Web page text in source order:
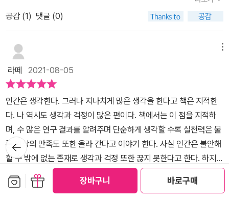
장바구니 바로구매
는 학교나 공원이 없는 곳은 드물 것이다. 크게 운동을 하거나, 걷지
않고 벤치에 가만히 앉아 있는 것만으로도 큰 효과가 있을 것이다.마
지막 구절처럼, 내가 변하면 주위가 변하고, 나의 사고와 감정이 안정
되면 환경이 바뀌기 시작한다. 나쁜 것은 더 나쁘게, 좋은 것은 더 좋
도 남을 분량이다. 이 정도의 시간 투자를 통해 더 나은 인생의 환경을
가질 수 있다면 무조건 읽어봐야 하지 않겠습니까?
들면서 좁은 관계 안에서이익 다툼이나 체면 유지를 위한 그 이상도
그 이하도 아닌제대로 친밀한 만남과 교제가 이루어지지 못하는 경우
가 많다.나 역시 그런 의미없는 인간 관계에때론 마음 상해하고 머리
가 복잡해진 경우가 많았다.그러나 어떤 친구를 만나면 나도 에너지
를 얻고나도 같이 기분이 좋아진다.이런 만족할만한 인간관계가나에
게 미치는 긍정적인 태도에 많은 영향을 미친다는 걸 인정한다.방향
성도 바뀌고 무엇보다도부정적인 성향을 바꿔볼 수 있는 분위기 환기
와좋은 에너지를 얻을 수 있어서 그러하다.​뇌의 메커니즘에서 보면
누군가를 위해 필사적인 순간에는 의식이 불안한 감정이나통증으로
가지 않는다고 한다.'병은 마음에서 온다'는 옛 말처럼 정신이 한 방향
으로 향해 있으면컨디션이나 몸의 감각이 크게 달라지는 것으로 보인
다.p165​​뇌가 버릇처럼 실제하지 못한 걸을 인지하려 하면의식의 흐
름에 따라 생활 병에 걸리는 경우도 있다고 한다.​마음의 병이라는 말
인 생각만 강화시키는 상태를 말한다 p.131병은 마음에서 온다는 근
을 느끼지 않게 된다. 이타적인 행동을 하는 모든 사람은 통증을 느끼
지 않는다.p.164이 책의 요점은 생각을 적게 해야 행동력과 행복감이
커져 일과 인생에 좋은 영향을 준다는 거예요. 생각을 정리하고 줄여
효율을 높이는 데 도움되는 내용입니다.* 이 리뷰는 네이버 이북카페
를 통해 출판사 서평단에 선정되어 도서를 제공받아 작성되었습니다
로 적은 문자다. 머릿속 스위치를 끄고 싶고 일과 나의 삶을 분리하고
싶어 들어든 책이다.일본 메이지대학교의 교수인 저자는 여러 연구를
바탕으로 와 생각을 하지 않기 위한 방법들을 소개하고 갈등 시간을
줄여 적절한 판단과 선택을 하는 방법을 말한다. 그 외에도 을 책을 통
해 안내한다.생각을 많이 하는 이유는 구석기 시대부터 인간은 불안
이라는 감정을 에너지 삼아 하고 싶다는 의욕을 만들어 사용했다고
하면서 하라고 조언한다. 그리고 지금의 불안이 시간이 지남에 따라
기억은 히미해진다고 한다. 이 부분에서 깊은 공감을 했는데, 지금 나
의 삶을 뒤흔드는 일이 생길지라도 시간이 지나면 해결준다는 말이
있듯, 나중에는 결국 웃으면서 이야기할 수 있는 하나의 에피소드가
되는 경우를 많이 경험했었다.합리적인 선택을 할 땐, . 감정이 흐트러
져 냉정한 사고가 힘들때는 마음속으로 숫자를 세거나 물을 마시거나
하여 감정을 가라앉히고, 분풀이를 당했을 경우 '진짜 원인은 따로 있
어'라는 사고로 해보며 인지한다. 불안한 마음을 글로 쓰면 마음에 안
공감 (1) 댓글 (0)
라떼 2021-08-05
인간은 생각한다. 그러나 지나치게 많은 생각을 한다고 책은 지적한
다. 나 역시도 생각과 걱정이 많은 편이다. 책에서는 이 점을 지적하
며, 수 많은 연구 결과를 알려주며 단순하게 생각할 수록 실천력은 물
론 일상의 만족도 또한 올라 간다고 이야기 한다. 사실 인간은 불안해
할 수 밖에 없는 존재로 생각과 걱정 또한 끊지 못한다고 한다. 하지만
불안을 글로 쓰며, 냉정함을 되찾기 위해 노력하고, 생각을 많이 하지
않기 위해 의도적으로 망각력을 키우는 것도 좋다고 한다.일에 집중
더보기
뒤로가
기